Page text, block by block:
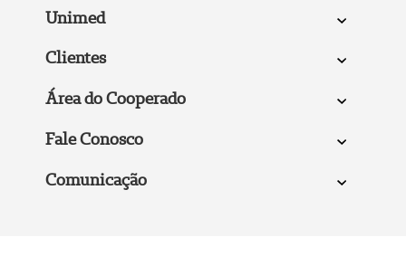
Unimed
Clientes
Área do Cooperado
Fale Conosco
Comunicação